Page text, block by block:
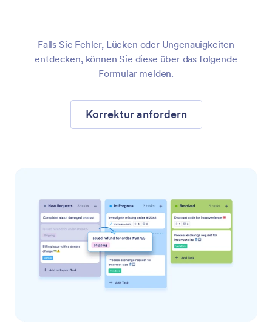
Falls Sie Fehler, Lücken oder Ungenauigkeiten
entdecken, können Sie diese über das folgende
Formular melden.
Korrektur anfordern